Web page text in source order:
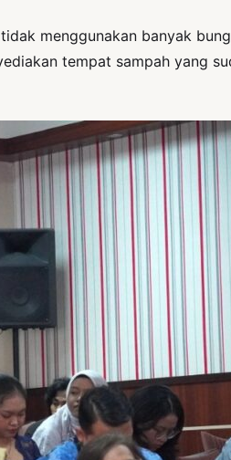
menggunakan banyak
tempat sampah yang